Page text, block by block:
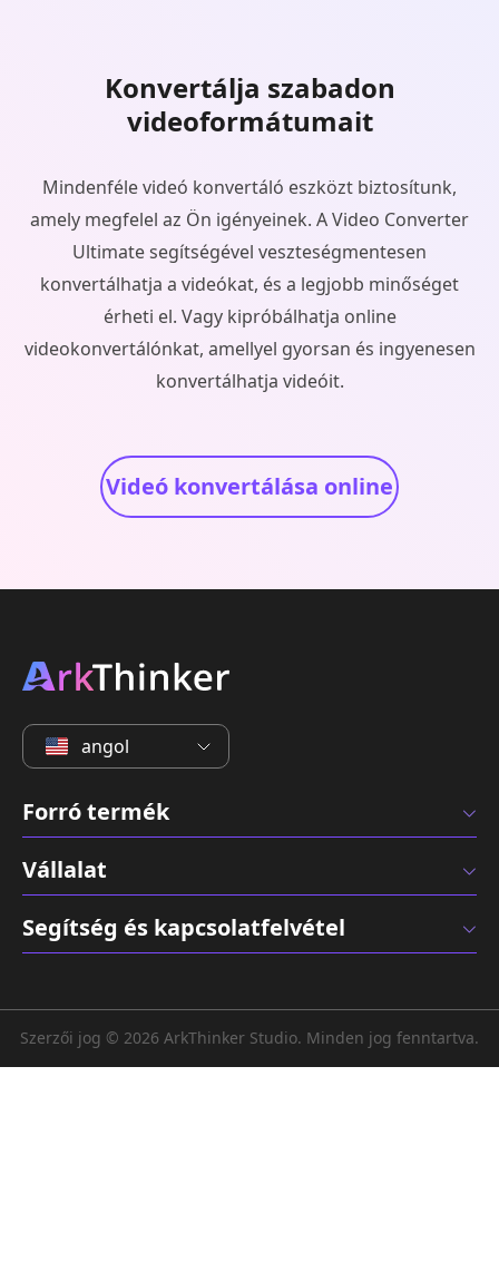
Konvertálja szabadon
videoformátumait
Mindenféle videó konvertáló eszközt biztosítunk,
amely megfelel az Ön igényeinek. A Video Converter
Ultimate segítségével veszteségmentesen
konvertálhatja a videókat, és a legjobb minőséget
érheti el. Vagy kipróbálhatja online
videokonvertálónkat, amellyel gyorsan és ingyenesen
konvertálhatja videóit.
Videó konvertálása online
angol
Forró termék
Vállalat
Segítség és kapcsolatfelvétel
Szerzői jog © 2026 ArkThinker Studio. Minden jog fenntartva.